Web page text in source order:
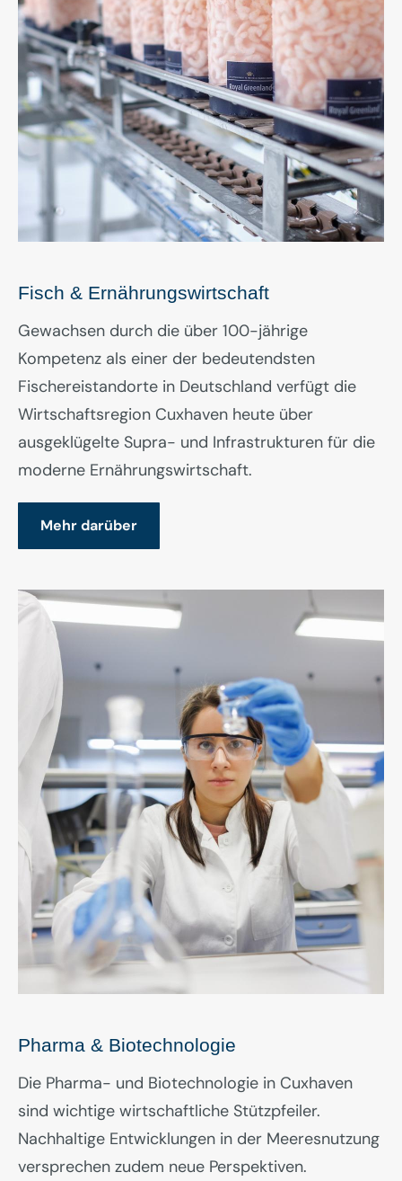
Fisch & Ernährungswirtschaft
Gewachsen durch die über 100-jährige
Kompetenz als einer der bedeutendsten
Fischereistandorte in Deutschland verfügt die
Wirtschaftsregion Cuxhaven heute über
ausgeklügelte Supra- und Infrastrukturen für die
moderne Ernährungswirtschaft.
Mehr darüber
Pharma & Biotechnologie
Die Pharma- und Biotechnologie in Cuxhaven
sind wichtige wirtschaftliche Stützpfeiler.
Nachhaltige Entwicklungen in der Meeresnutzung
versprechen zudem neue Perspektiven.